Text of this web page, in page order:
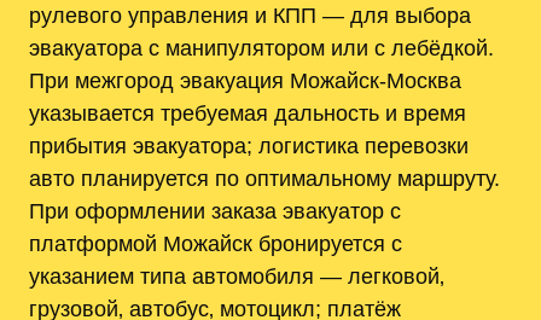
рулевого управления и КПП — для выбора
эвакуатора с манипулятором или с лебёдкой.
При межгород эвакуация Можайск-Москва
указывается требуемая дальность и время
прибытия эвакуатора; логистика перевозки
авто планируется по оптимальному маршруту.
При оформлении заказа эвакуатор с
платформой Можайск бронируется с
указанием типа автомобиля — легковой‚
грузовой‚ автобус‚ мотоцикл; платёж